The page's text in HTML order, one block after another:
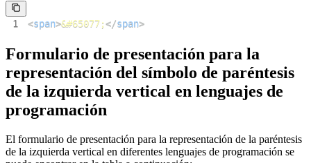
1 <span>&#65077;</span>
Formulario de presentación para la
representación del símbolo de paréntesis
de la izquierda vertical en lenguajes de
programación
El formulario de presentación para la representación de la paréntesis
de la izquierda vertical en diferentes lenguajes de programación se